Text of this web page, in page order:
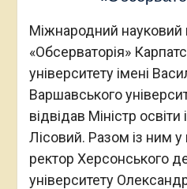
Міжнародний науковий
«Обсерваторія»
університету імені
Варшавського
відвідав Міністр
Лісовий. Разом із ним у
ректор Херсонського
університету